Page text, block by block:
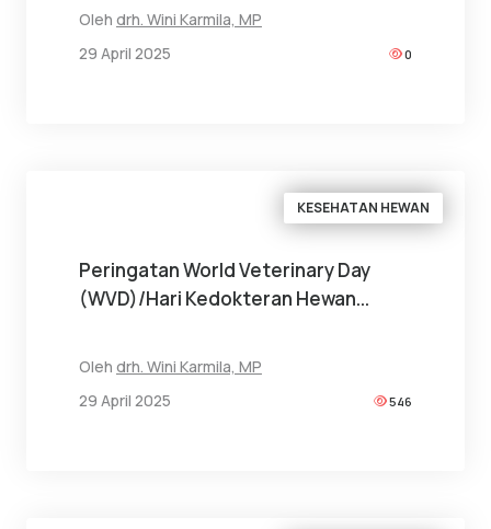
Oleh drh. Wini Karmila, MP
29 April 2025
0
KESEHATAN HEWAN
Peringatan World Veterinary Day
(WVD)/Hari Kedokteran Hewan...
Oleh drh. Wini Karmila, MP
29 April 2025
546